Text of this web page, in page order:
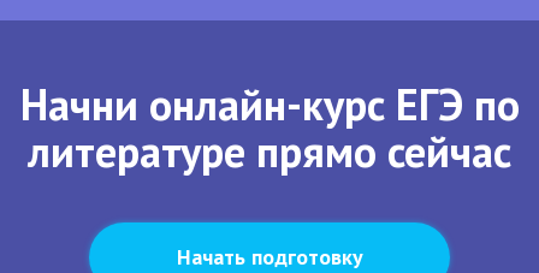
Начни онлайн-курс ЕГЭ по
литературе прямо сейчас
Начать подготовку